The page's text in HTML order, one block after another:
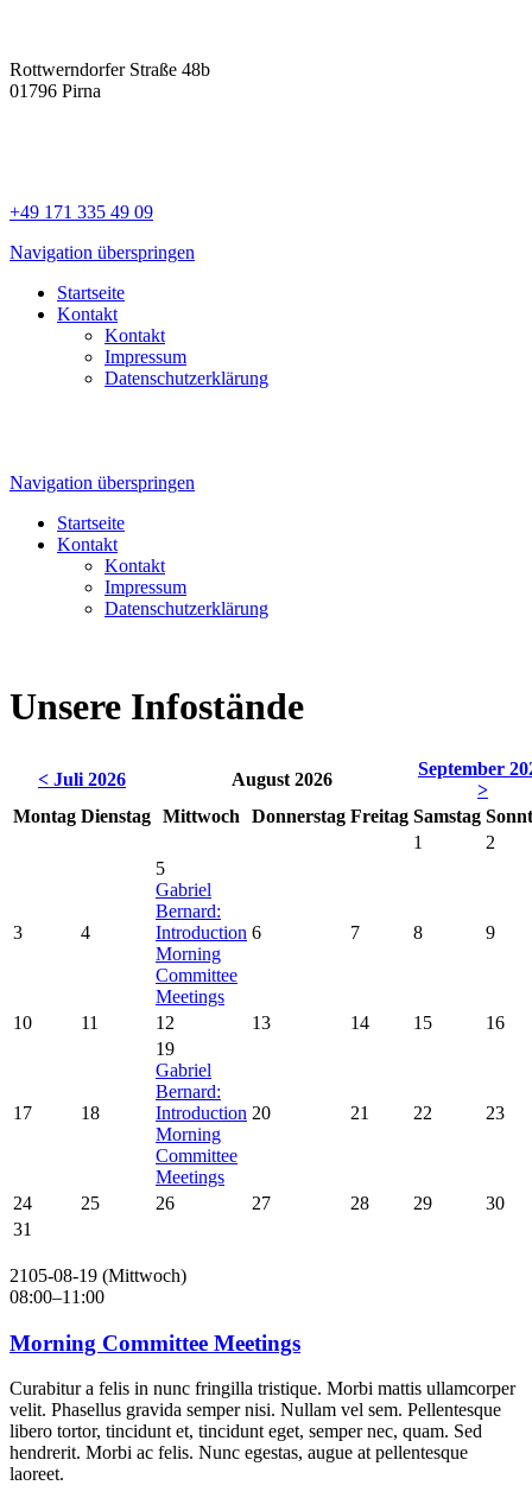
Rottwerndorfer Straße 48b
01796 Pirna
+49 171 335 49 09
Navigation überspringen
Startseite
Kontakt
Kontakt
Impressum
Datenschutzerklärung
Navigation überspringen
Startseite
Kontakt
Kontakt
Impressum
Datenschutzerklärung
Unsere Infostände
< Juli 2026 August 2026
September
>
Montag Dienstag Mittwoch Donnerstag Freitag Samstag So
1
2
3 4
5
Gabriel
Bernard:
Introduction
Morning
Committee
Meetings
6 7 8 9
10 11 12 13 14 15 16
17 18
19
Gabriel
Bernard:
Introduction
Morning
Committee
Meetings
20 21 22 23
24 25 26 27 28 29
30
31
2105-08-19 (Mittwoch)
08:00–11:00
Morning Committee Meetings
Curabitur a felis in nunc fringilla tristique. Morbi mattis ullamcorper
velit. Phasellus gravida semper nisi. Nullam vel sem. Pellentesque
libero tortor, tincidunt et, tincidunt eget, semper nec, quam. Sed
hendrerit. Morbi ac felis. Nunc egestas, augue at pellentesque
laoreet.